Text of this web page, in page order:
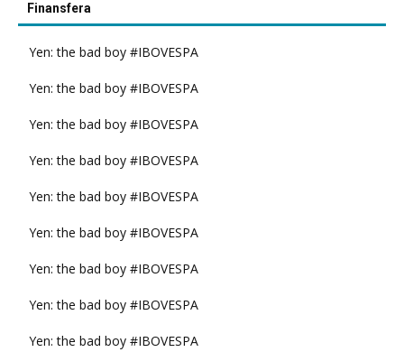
Finansfera
Yen: the bad boy #IBOVESPA
Yen: the bad boy #IBOVESPA
Yen: the bad boy #IBOVESPA
Yen: the bad boy #IBOVESPA
Yen: the bad boy #IBOVESPA
Yen: the bad boy #IBOVESPA
Yen: the bad boy #IBOVESPA
Yen: the bad boy #IBOVESPA
Yen: the bad boy #IBOVESPA